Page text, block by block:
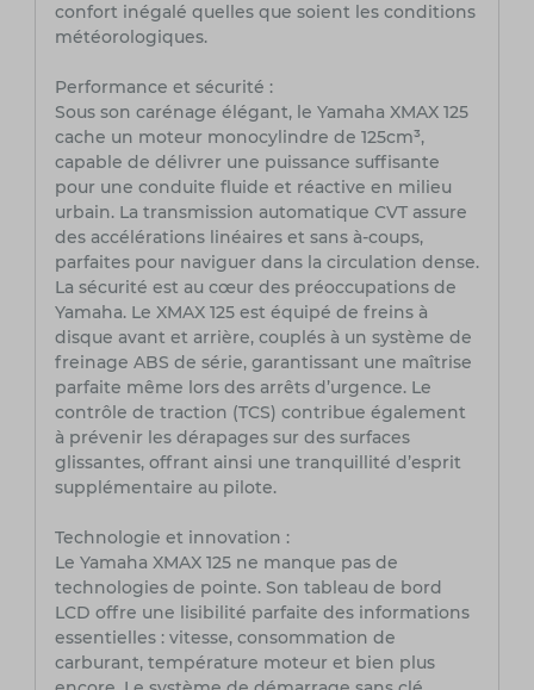
confort inégalé quelles que soient les conditions
météorologiques.
Performance et sécurité :
Sous son carénage élégant, le Yamaha XMAX 125
cache un moteur monocylindre de 125cm³,
capable de délivrer une puissance suffisante
pour une conduite fluide et réactive en milieu
urbain. La transmission automatique CVT assure
des accélérations linéaires et sans à-coups,
parfaites pour naviguer dans la circulation dense.
La sécurité est au cœur des préoccupations de
Yamaha. Le XMAX 125 est équipé de freins à
disque avant et arrière, couplés à un système de
freinage ABS de série, garantissant une maîtrise
parfaite même lors des arrêts d’urgence. Le
contrôle de traction (TCS) contribue également
à prévenir les dérapages sur des surfaces
glissantes, offrant ainsi une tranquillité d’esprit
supplémentaire au pilote.
Technologie et innovation :
Le Yamaha XMAX 125 ne manque pas de
technologies de pointe. Son tableau de bord
LCD offre une lisibilité parfaite des informations
essentielles : vitesse, consommation de
carburant, température moteur et bien plus